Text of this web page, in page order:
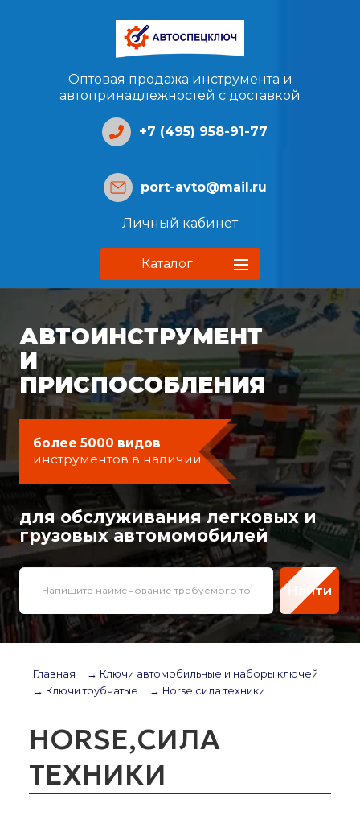
Оптовая продажа инструмента и
автопринадлежностей с доставкой
+7 (495) 958-91-77
port-avto@mail.ru
Личный кабинет
Каталог
АВТОИНСТРУМЕНТ
И
ПРИСПОСОБЛЕНИЯ
более 5000 видов
инструментов в наличии
для обслуживания легковых и
грузовых автомомобилей
Найти
Главная
→ Ключи автомобильные и наборы ключей
→ Ключи трубчатые
→ Horse,сила техники
HORSE,СИЛА
ТЕХНИКИ